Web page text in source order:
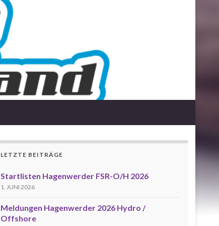
LETZTE BEITRÄGE
Startlisten Hagenwerder FSR-O/H 2026
1. JUNI 2026
Meldungen Hagenwerder 2026 Hydro /
Offshore